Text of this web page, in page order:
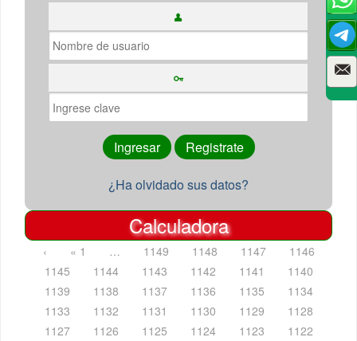
¿Ha olvidado sus datos?
Calculadora
‹ « 1 … 1149 1148 1147
1146
1145
1144 1143 1142 1141
1140
1139
1138 1137 1136 1135
1134
1133
1132 1131 1130 1129
1128
1127
1126 1125 1124 1123
1122